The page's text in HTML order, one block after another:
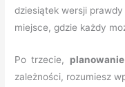
dziesiątek wersji
miejsce, gdzie każdy
Po trzecie,
zależności, rozumiesz